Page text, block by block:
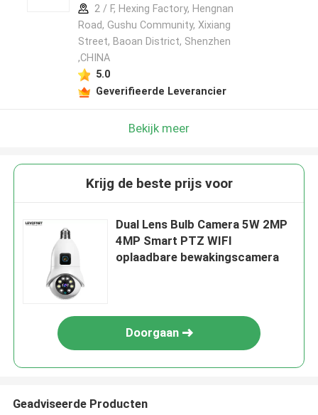
2 / F, Hexing Factory, Hengnan
Road, Gushu Community, Xixiang
Street, Baoan District, Shenzhen
,CHINA
5.0
Geverifieerde Leverancier
Bekijk meer
Krijg de beste prijs voor
Dual Lens Bulb Camera 5W 2MP
4MP Smart PTZ WIFI
oplaadbare bewakingscamera
Doorgaan
Geadviseerde Producten